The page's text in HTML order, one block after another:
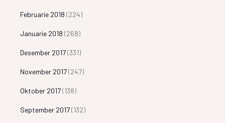
Februarie 2018 (224)
Januarie 2018 (268)
Desember 2017(331)
November 2017(247)
Oktober 2017(138)
September 2017(132)